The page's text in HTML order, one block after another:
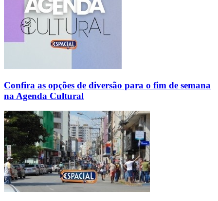
Confira as opções de diversão para o fim de semana
na Agenda Cultural